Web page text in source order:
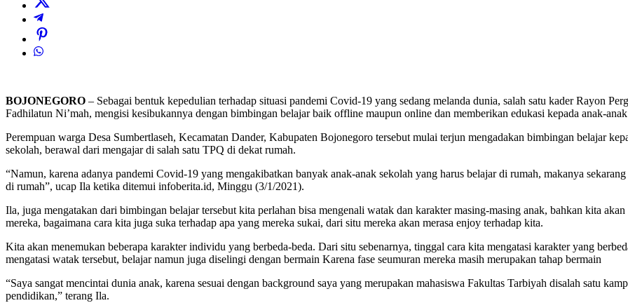
BOJONEGORO – Sebagai bentuk kepedulian terhadap situasi pandemi Covid-19 yang sedang melanda dunia, salah satu kader Rayon
Fadhilatun Ni’mah, mengisi kesibukannya dengan bimbingan belajar baik offline maupun online dan memberikan edukasi kepada anak-
Perempuan warga Desa Sumbertlaseh, Kecamatan Dander, Kabupaten Bojonegoro tersebut mulai terjun mengadakan bimbingan belajar
sekolah, berawal dari mengajar di salah satu TPQ di dekat rumah.
“Namun, karena adanya pandemi Covid-19 yang mengakibatkan banyak anak-anak sekolah yang harus belajar di rumah, makanya
di rumah”, ucap Ila ketika ditemui infoberita.id, Minggu (3/1/2021).
Ila, juga mengatakan dari bimbingan belajar tersebut kita perlahan bisa mengenali watak dan karakter masing-masing anak, bahkan kita
mereka, bagaimana cara kita juga suka terhadap apa yang mereka sukai, dari situ mereka akan merasa enjoy terhadap kita.
Kita akan menemukan beberapa karakter individu yang berbeda-beda. Dari situ sebenarnya, tinggal cara kita mengatasi karakter yang
mengatasi watak tersebut, belajar namun juga diselingi dengan bermain Karena fase seumuran mereka masih merupakan tahap bermain
“Saya sangat mencintai dunia anak, karena sesuai dengan background saya yang merupakan mahasiswa Fakultas Tarbiyah disalah satu
pendidikan,” terang Ila.